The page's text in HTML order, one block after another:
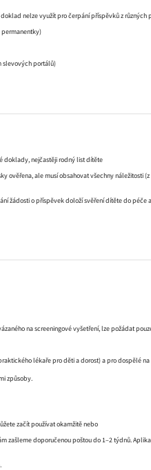
nelze využít pro čerpání příspěvků z různých
permanentky)
slevových portálů)
doklady, nejčastěji rodný list dítěte
ověřena, ale musí obsahovat všechny náležitosti
žádosti o příspěvek doloží svěření dítěte do péče
na screeningové vyšetření, lze požádat
lékaře pro děti a dorost) a pro dospělé na
způsoby.
začít používat okamžitě nebo
zašleme doporučenou poštou do 1–2 týdnů.
.